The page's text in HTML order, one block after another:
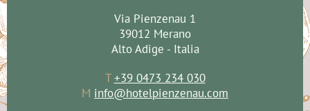
Via Pienzenau 1
39012 Merano
Alto Adige - Italia
T+39 0473 234 030
M info@hotelpienzenau.com